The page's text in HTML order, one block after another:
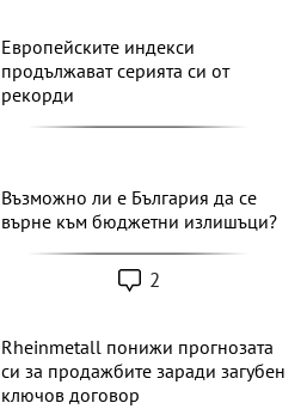
Европейските индекси
продължават серията си от
рекорди
Възможно ли е България да се
върне към бюджетни излишъци?
2
Rheinmetall понижи прогнозата
си за продажбите заради загубен
ключов договор